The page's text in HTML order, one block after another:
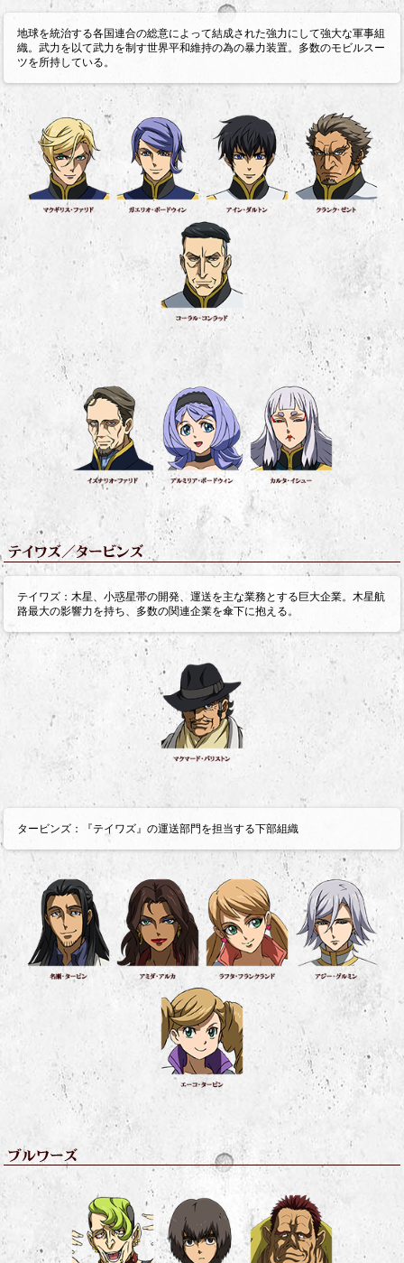
地球を統治する各国連合の総意によって結成された強力にして強大な軍事組
織。武力を以て武力を制す世界平和維持の為の暴力装置。多数のモビルスー
ツを所持している。
テイワズ：木星、小惑星帯の開発、運送を主な業務とする巨大企業。木星航
路最大の影響力を持ち、多数の関連企業を傘下に抱える。
タービンズ：『テイワズ』の運送部門を担当する下部組織